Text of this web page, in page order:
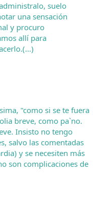
suelo
una sensación
y procuro
allí para
"como si se te fuera
breve, como pa`no.
Insisto no tengo
salvo las comentadas
y se necesiten más
son complicaciones de